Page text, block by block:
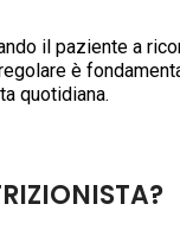
il paziente a
è
quotidiana.